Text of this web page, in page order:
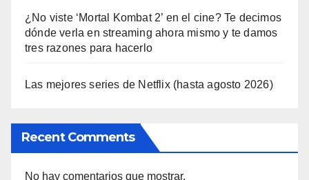
¿No viste ‘Mortal Kombat 2’ en el cine? Te decimos
dónde verla en streaming ahora mismo y te damos
tres razones para hacerlo
Las mejores series de Netflix (hasta agosto 2026)
Recent Comments
No hay comentarios que mostrar.